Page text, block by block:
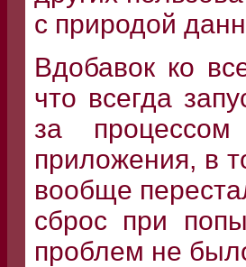
с природой
Вдобавок ко
что всегда
за
приложения, в
вообще
сброс при
проблем не